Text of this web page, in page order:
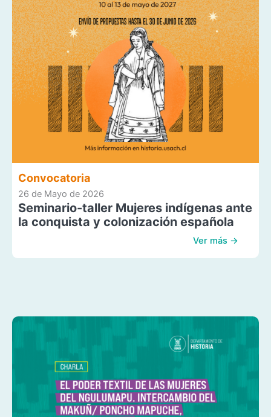
Convocatoria
26 de Mayo de 2026
Seminario-taller Mujeres indígenas ante
la conquista y colonización española
Ver más →